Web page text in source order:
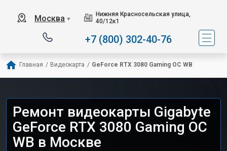
Москва ▼
Нижняя Красносельская улица,
40/12к1
+7 (800) 302-40-76
Главная / Видеокарта / GeForce RTX 3080 Gaming OC WB
Ремонт видеокарты Gigabyte
GeForce RTX 3080 Gaming OC
WB в Москве